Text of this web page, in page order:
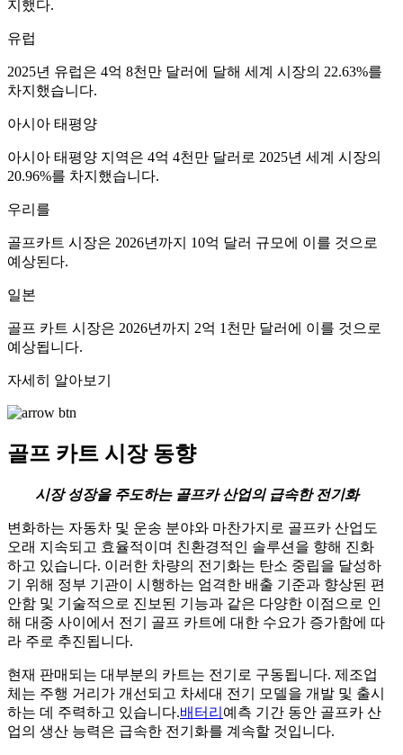
지했다.
유럽
2025년 유럽은 4억 8천만 달러에 달해 세계 시장의 22.63%를
차지했습니다.
아시아 태평양
아시아 태평양 지역은 4억 4천만 달러로 2025년 세계 시장의
20.96%를 차지했습니다.
우리를
골프카트 시장은 2026년까지 10억 달러 규모에 이를 것으로
예상된다.
일본
골프 카트 시장은 2026년까지 2억 1천만 달러에 이를 것으로
예상됩니다.
자세히 알아보기
골프 카트 시장 동향
시장 성장을 주도하는 골프카 산업의 급속한 전기화
변화하는 자동차 및 운송 분야와 마찬가지로 골프카 산업도
오래 지속되고 효율적이며 친환경적인 솔루션을 향해 진화
하고 있습니다. 이러한 차량의 전기화는 탄소 중립을 달성하
기 위해 정부 기관이 시행하는 엄격한 배출 기준과 향상된 편
안함 및 기술적으로 진보된 기능과 같은 다양한 이점으로 인
해 대중 사이에서 전기 골프 카트에 대한 수요가 증가함에 따
라 주로 추진됩니다.
현재 판매되는 대부분의 카트는 전기로 구동됩니다. 제조업
체는 주행 거리가 개선되고 차세대 전기 모델을 개발 및 출시
하는 데 주력하고 있습니다.배터리 예측 기간 동안 골프카 산
업의 생산 능력은 급속한 전기화를 계속할 것입니다.